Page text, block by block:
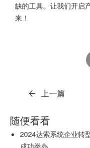
缺的工具。让我们开启
来！
上一篇
随便看看
2024达索系统企业转
成功举办